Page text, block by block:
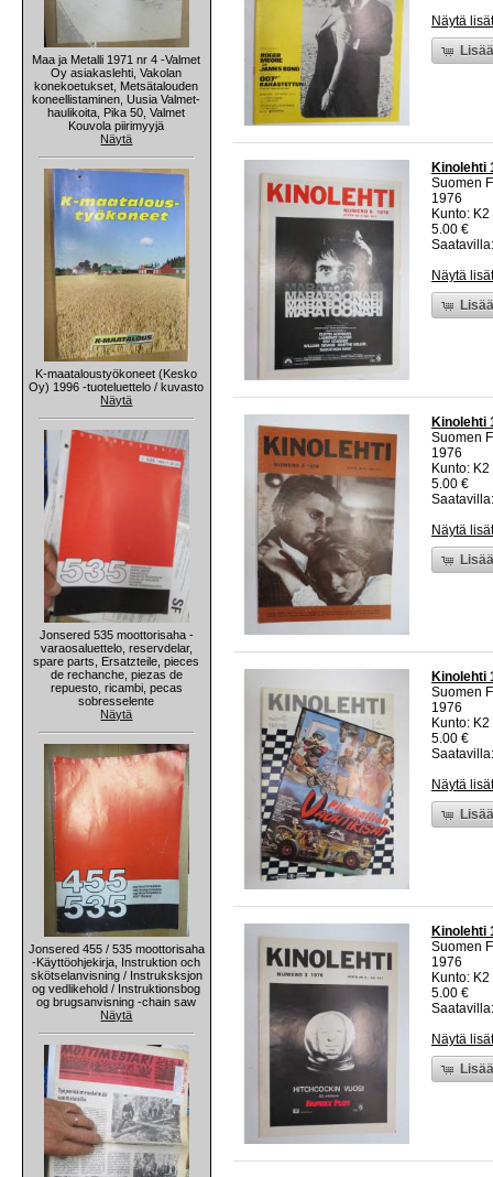
Maa ja Metalli 1971 nr 4 -Valmet
Oy asiakaslehti, Vakolan
konekoetukset, Metsätalouden
koneellistaminen, Uusia Valmet-
haulikoita, Pika 50, Valmet
Kouvola piirimyyjä
Näytä
K-maataloustyökoneet (Kesko
Oy) 1996 -tuoteluettelo / kuvasto
Näytä
Jonsered 535 moottorisaha -
varaosaluettelo, reservdelar,
spare parts, Ersatzteile, pieces
de rechanche, piezas de
repuesto, ricambi, pecas
sobresselente
Näytä
Jonsered 455 / 535 moottorisaha
-Käyttöohjekirja, Instruktion och
skötselanvisning / Instruksksjon
og vedlikehold / Instruktionsbog
og brugsanvisning -chain saw
Näytä
Näytä
Kinolehti
Suomen
1976
Kunto:
5.00 €
Näytä
Kinolehti
Suomen
1976
Kunto:
5.00 €
Näytä
Kinolehti
Suomen
1976
Kunto:
5.00 €
Näytä
Kinolehti
Suomen
1976
Kunto:
5.00 €
Näytä